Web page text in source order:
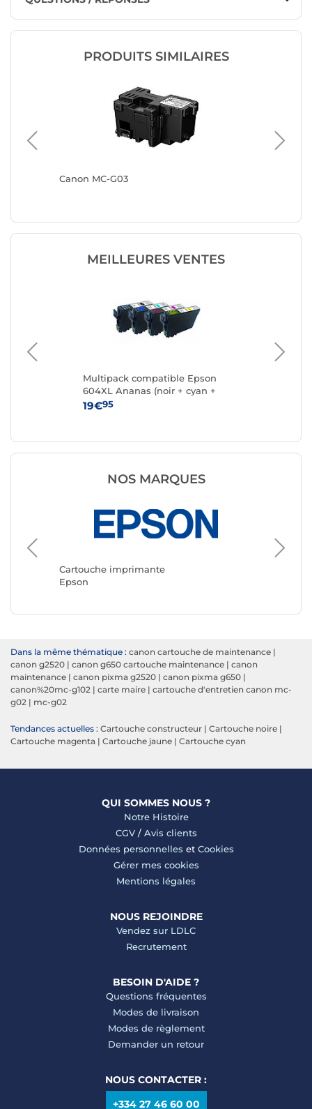
PRODUITS SIMILAIRES
Canon MC-G03
MEILLEURES VENTES
Multipack compatible Epson
604XL Ananas (noir + cyan +
magenta + jaune)
19€95
NOS MARQUES
Cartouche imprimante
Epson
Dans la même thématique : canon cartouche de maintenance |
canon g2520 | canon g650 cartouche maintenance | canon
maintenance | canon pixma g2520 | canon pixma g650 |
canon%20mc-g102 | carte maire | cartouche d'entretien canon mc-
g02 | mc-g02
Tendances actuelles : Cartouche constructeur | Cartouche noire |
Cartouche magenta | Cartouche jaune | Cartouche cyan
QUI SOMMES NOUS ?
Notre Histoire
CGV/ Avis clients
Données personnelles et Cookies
Gérer mes cookies
Mentions légales
NOUS REJOINDRE
Vendez sur LDLC
Recrutement
BESOIN D'AIDE ?
Questions fréquentes
Modes de livraison
Modes de règlement
Demander un retour
NOUS CONTACTER :
+334 27 46 60 00